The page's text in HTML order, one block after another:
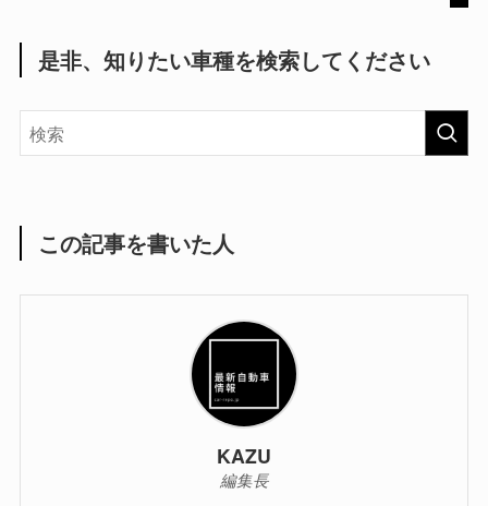
是非、知りたい車種を検索してください
この記事を書いた人
KAZU
編集長